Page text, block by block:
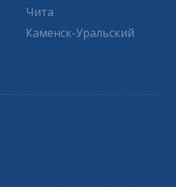
Чита
Каменск-Уральский